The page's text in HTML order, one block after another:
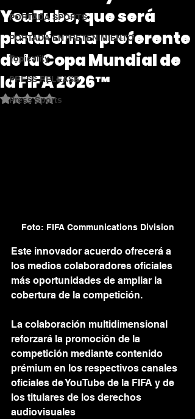
PORTADA SPORTS
PORTADA ENTRETENIMIENTO
Topicality
PRESS RELEASE
Press Sports
YouTube, que será
plataforma preferente
de la Copa Mundial de
la FIFA 2026™
Obtuvo NaN de 5 estrellas.
Foto: FIFA Communications Division
Este innovador acuerdo ofrecerá a
los medios colaboradores oficiales
más oportunidades de ampliar la
cobertura de la competición.
La colaboración multidimensional
reforzará la promoción de la
competición mediante contenido
prémium en los respectivos canales
oficiales de YouTube de la FIFA y de
los titulares de los derechos
audiovisuales